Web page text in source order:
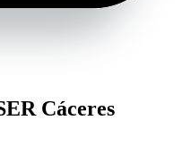
Cáceres